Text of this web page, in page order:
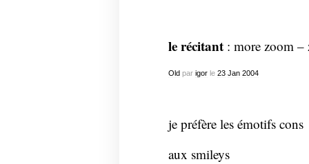
le récitant: more zoom –
Oldpar igorle 23 Jan 2004
je préfère les émotifs cons
aux smileys